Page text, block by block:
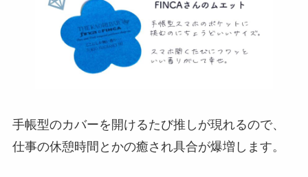
手帳型のカバーを開けるたび推しが現れるので、
仕事の休憩時間とかの癒され具合が爆増します。